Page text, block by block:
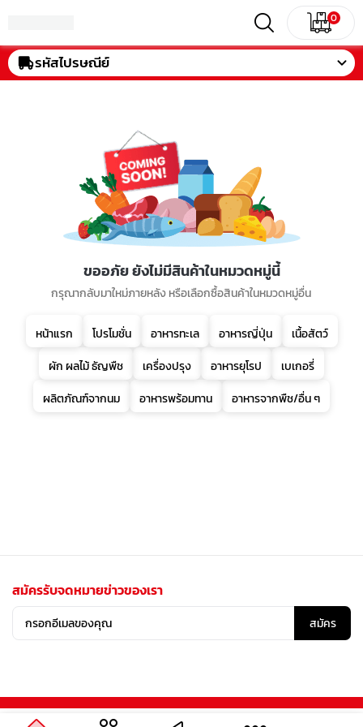
0
รหัสไปรษณีย์
ขออภัย ยังไม่มีสินค้าในหมวดหมู่นี้
กรุณากลับมาใหม่ภายหลัง หรือเลือกซื้อสินค้าในหมวดหมู่อื่น
หน้าแรก โปรโมชั่น อาหารทะเล อาหารญี่ปุ่น
เนื้อสัตว์
ผัก ผลไม้ ธัญพืช
เครื่องปรุง อาหารยุโรป
เบเกอรี่
ผลิตภัณฑ์จากนม
อาหารพร้อมทาน อาหารจากพืช/อื่น ๆ
สมัครรับจดหมายข่าวของเรา
สมัคร